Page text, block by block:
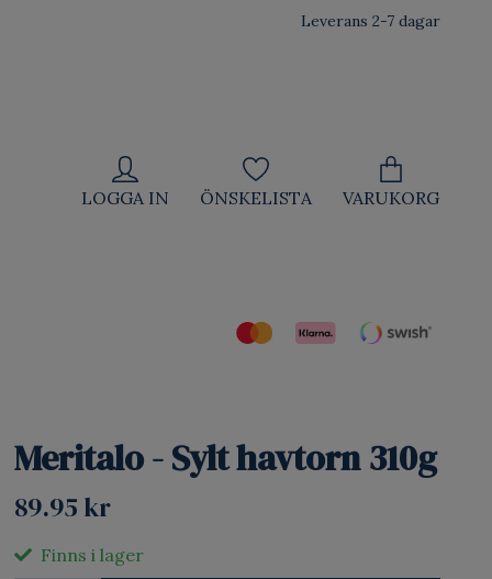
Leverans 2-7 dagar
LOGGA IN ÖNSKELISTA VARUKORG
Meritalo - Sylt havtorn 310g
89.95 kr
Finns i lager